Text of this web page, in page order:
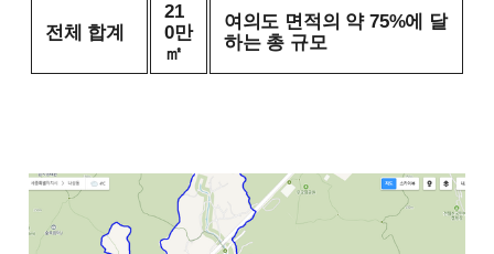
전체 합계
21
0만
㎡
여의도 면적의 약 75%에 달
하는 총 규모